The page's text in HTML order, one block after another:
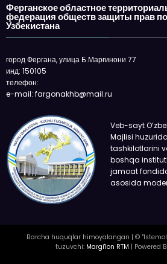
Ферганское областное
федерация обществ защиты прав
Узбекистана
город Фергана, улица Б.Марғинони 77
инд: 150105
телефон:
e-mail: fargonakhb@mail.ru
Veb-sayt
Majlisi
tashkilotlarini
boshqa
jamoat
asosida
Barcha huquqlar himoyalangan | ©
tuzuvchi: Margi'lon RTM | Powered